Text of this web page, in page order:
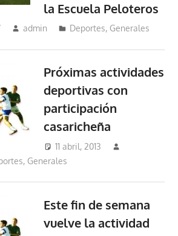
la Escuela Peloteros
admin Deportes, Generales
Próximas actividades
deportivas con
participación
casaricheña
11 abril, 2013
, Generales
Este fin de semana
vuelve la actividad